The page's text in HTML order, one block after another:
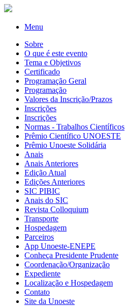
Menu
Sobre
O que é este evento
Tema e Objetivos
Certificado
Programação Geral
Programação
Valores da Inscrição/Prazos
Inscrições
Inscrições
Normas - Trabalhos Científicos
Prêmio Científico UNOESTE
Prêmio Unoeste Solidária
Anais
Anais Anteriores
Edição Atual
Edições Anteriores
SIC PIBIC
Anais do SIC
Revista Colloquium
Transporte
Hospedagem
Parceiros
App Unoeste-ENEPE
Conheça Presidente Prudente
Coordenação/Organização
Expediente
Localização e Hospedagem
Contato
Site da Unoeste